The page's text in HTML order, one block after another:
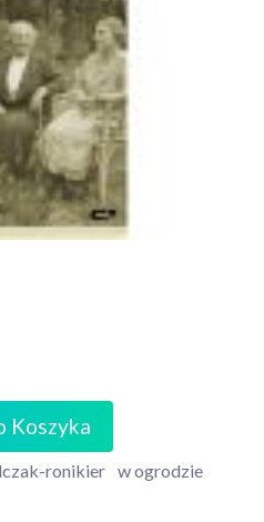
Koszyka
ronikier w ogrodzie